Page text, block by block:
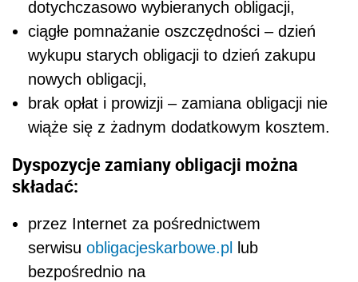
dotychczasowo wybieranych obligacji,
ciągłe pomnażanie oszczędności – dzień
wykupu starych obligacji to dzień zakupu
nowych obligacji,
brak opłat i prowizji – zamiana obligacji nie
wiąże się z żadnym dodatkowym kosztem.
Dyspozycje zamiany obligacji można
składać:
przez Internet za pośrednictwem
serwisu obligacjeskarbowe.pl lub
bezpośrednio na